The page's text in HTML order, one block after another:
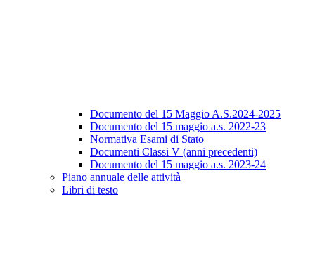
Documento del 15 Maggio A.S.2024-2025
Documento del 15 maggio a.s. 2022-23
Normativa Esami di Stato
Documenti Classi V (anni precedenti)
Documento del 15 maggio a.s. 2023-24
Piano annuale delle attività
Libri di testo